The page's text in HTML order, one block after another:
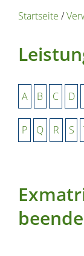
Startseite /
A B C D
P Q R S